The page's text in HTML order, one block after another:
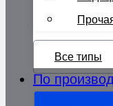
Все типы
По